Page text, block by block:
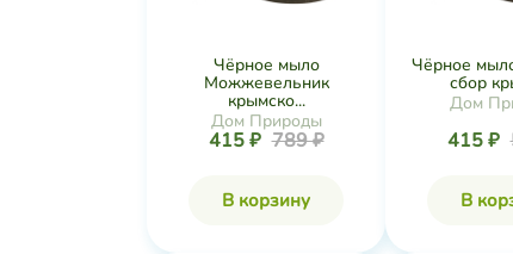
Чёрное мыло
Можжевельник
крымско...
Дом Природы
415 ₽ 789 ₽
В корзину
Чёрное
сбор
Дом
415 ₽
В